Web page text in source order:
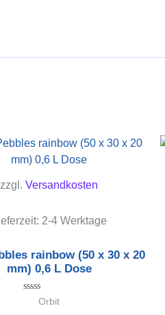
zzgl. Versandkosten
2-4 Werktage
rainbow (50 x 30 x 20
mm) 0,6 L Dose
Bewertet
Orbit